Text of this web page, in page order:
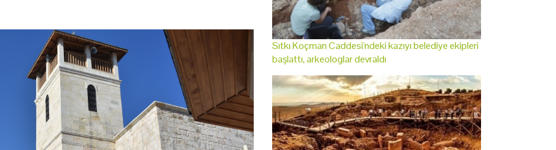
Sıtkı Koçman Caddesi'ndeki kazıyı belediye ekipleri
başlattı, arkeologlar devraldı